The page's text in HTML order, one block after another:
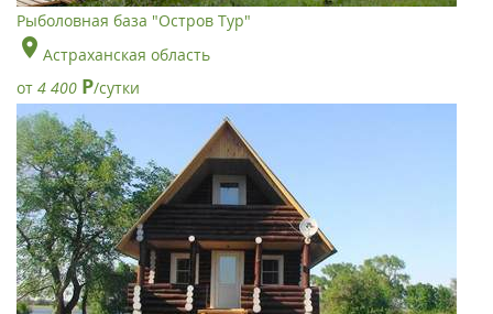
Рыболовная база "Остров Тур"
Астраханская область
от 4 400 Р/сутки